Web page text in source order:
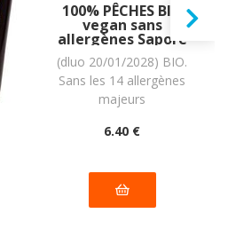
100% PÊCHES BIO
vegan sans
allergènes Sapore
di Sole : 210
grammes
(dluo 20/01/2028) BIO.
Sans les 14 allergènes
majeurs
6.40 €